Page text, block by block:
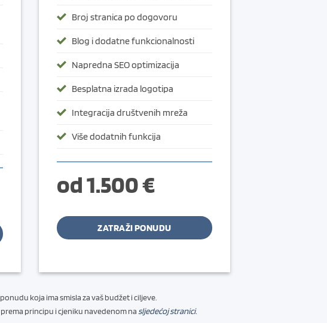
Broj stranica po dogovoru
Blog i dodatne funkcionalnosti
Napredna SEO optimizacija
Besplatna izrada logotipa
Integracija društvenih mreža
Više dodatnih funkcija
od 1.500 €
ZATRAŽI PONUDU
koja ima smisla za vaš budžet i ciljeve.
principu i cjeniku navedenom na sljedećoj stranici.